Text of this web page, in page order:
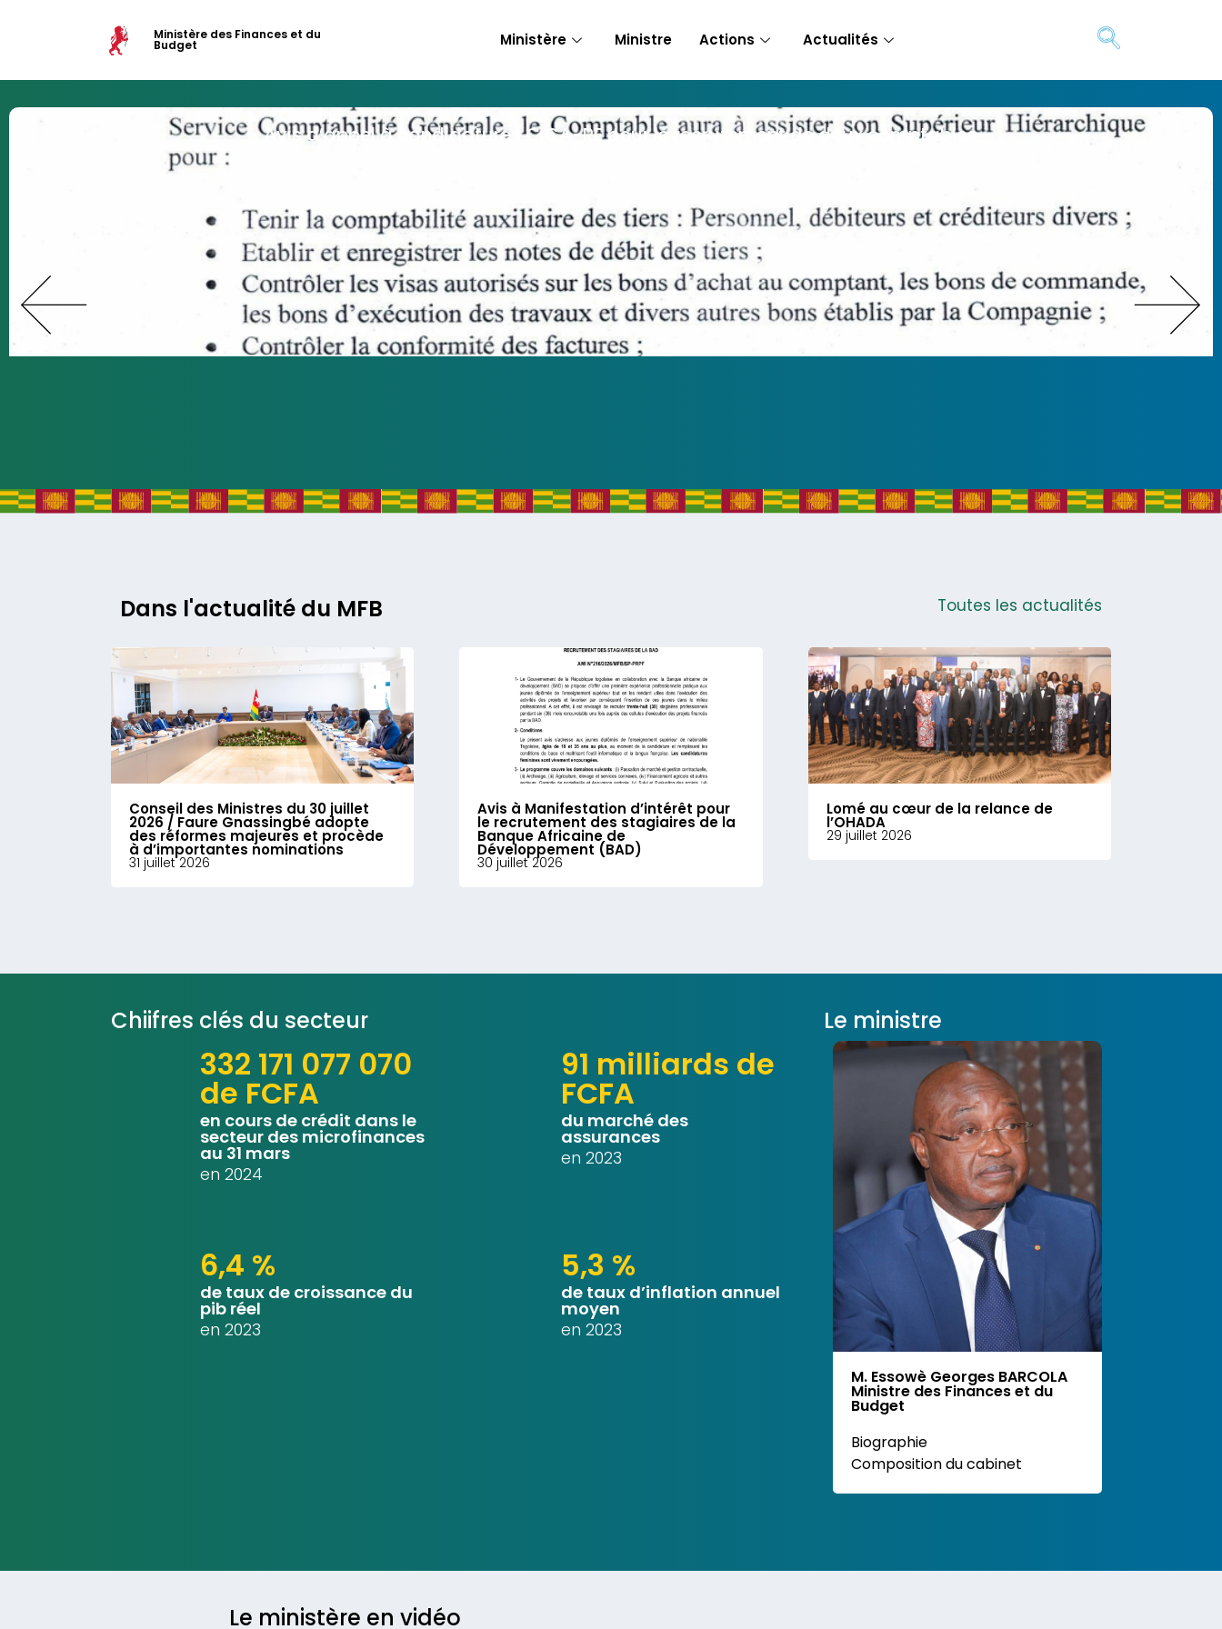
Ministère des Finances et du
Budget Ministère Ministre Actions Actualités
Avis d’appel à candidatures CICA-RE pour le recrutement de deux comptables
Dans l'actualité du MFB Toutes les actualités
Conseil des Ministres du 30 juillet
2026 / Faure Gnassingbé adopte
des réformes majeures et procède
à d’importantes nominations
31 juillet 2026
Avis à Manifestation d’intérêt pour
le recrutement des stagiaires de la
Banque Africaine de
Développement (BAD)
30 juillet 2026
Lomé au cœur de la relance de
l’OHADA
29 juillet 2026
Chiifres clés du secteur
332 171 077 070
de FCFA
en cours de crédit dans le
secteur des microfinances
au 31 mars
en 2024
91 milliards de
FCFA
du marché des
assurances
en 2023
6,4 %
de taux de croissance du
pib réel
en 2023
5,3 %
de taux d’inflation annuel
moyen
en 2023
Le ministre
M. Essowè Georges BARCOLA
Ministre des Finances et du
Budget
Biographie
Composition du cabinet
Le ministère en vidéo